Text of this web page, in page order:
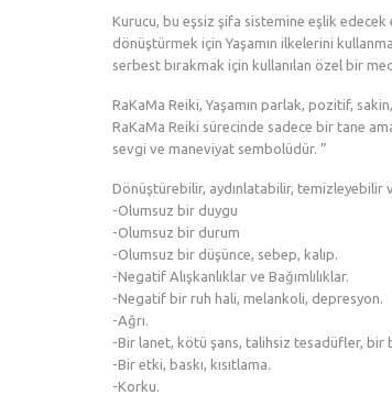
Kurucu, bu eşsiz şifa sistemine eşlik edecek
dönüştürmek için Yaşamın ilkelerini
serbest bırakmak için kullanılan özel bir
RaKaMa Reiki, Yaşamın parlak, pozitif,
RaKaMa Reiki sürecinde sadece bir tane
sevgi ve maneviyat sembolüdür. ”
Dönüştürebilir, aydınlatabilir, temizleyebilir
-Olumsuz bir duygu
-Olumsuz bir durum
-Olumsuz bir düşünce, sebep, kalıp.
-Negatif Alışkanlıklar ve Bağımlılıklar.
-Negatif bir ruh hali, melankoli, depresyon.
-Ağrı.
-Bir lanet, kötü şans, talihsiz tesadüfler, bir
-Bir etki, baskı, kısıtlama.
-Korku.